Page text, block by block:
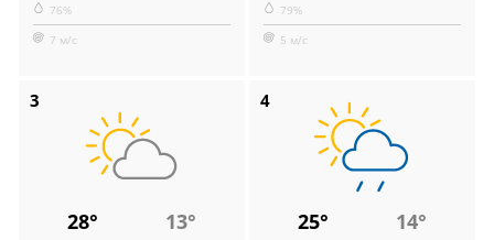
76%
7 м/с
79%
5 м/с
3
28° 13°
4
25° 14°